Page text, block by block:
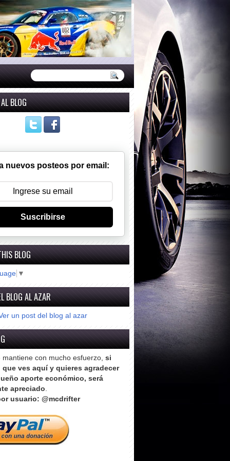
BLOG
nuevos posteos por email:
Suscribirse
BLOG
▼
BLOG AL AZAR
un post del blog al azar
mantiene con mucho esfuerzo, si
ves aquí y quieres agradecer
aporte económico, será
apreciado.
usuario: @mcdrifter